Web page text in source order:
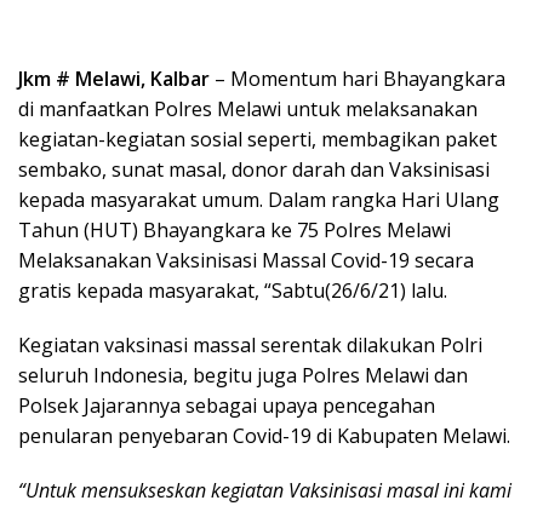
Jkm # Melawi, Kalbar – Momentum hari Bhayangkara
di manfaatkan Polres Melawi untuk melaksanakan
kegiatan-kegiatan sosial seperti, membagikan paket
sembako, sunat masal, donor darah dan Vaksinisasi
kepada masyarakat umum. Dalam rangka Hari Ulang
Tahun (HUT) Bhayangkara ke 75 Polres Melawi
Melaksanakan Vaksinisasi Massal Covid-19 secara
gratis kepada masyarakat, “Sabtu(26/6/21) lalu.
Kegiatan vaksinasi massal serentak dilakukan Polri
seluruh Indonesia, begitu juga Polres Melawi dan
Polsek Jajarannya sebagai upaya pencegahan
penularan penyebaran Covid-19 di Kabupaten Melawi.
“Untuk mensukseskan kegiatan Vaksinisasi masal ini kami